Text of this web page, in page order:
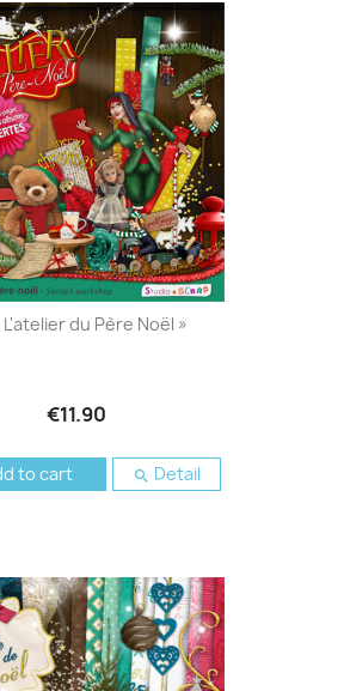
L'atelier du Père Noël »
€11.90
to cart  Detail